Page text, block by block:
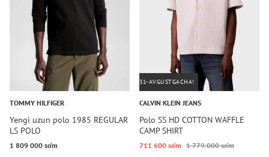
TOMMY HILFIGER
Yengi uzun polo 1985 REGULAR
LS POLO
1 809 000 so‘m
31-AVGUSTGACHA!
CALVIN KLEIN JEANS
Polo SS HD COTTON WAFFLE
CAMP SHIRT
711 600 so‘m 1 779 000 so‘m